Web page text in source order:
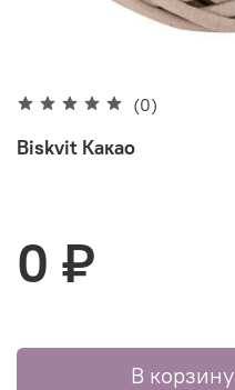
(0)
Biskvit Какао
0 ₽
В корзину